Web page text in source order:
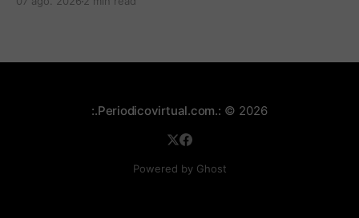
municipales frente al tema.
:.Periodicovirtual.com.: © 2026
Powered by Ghost